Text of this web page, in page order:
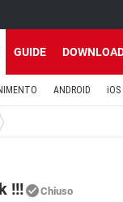
GUIDE
ANDROID iOS
!!! Chiuso